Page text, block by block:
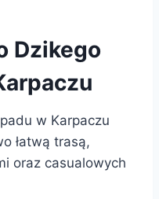
Dzikego
w Karpaczu
łatwą trasą,
oraz casualowych